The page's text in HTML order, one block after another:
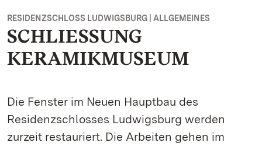
RESIDENZSCHLOSS LUDWIGSBURG | ALLGEMEINES
SCHLIESSUNG
KERAMIKMUSEUM
Die Fenster im Neuen Hauptbau des
Residenzschlosses Ludwigsburg werden
zurzeit restauriert. Die Arbeiten gehen im